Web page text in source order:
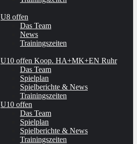
U8 offen
Das Team
News
Trainingszeiten
U10 offen Koop. HA+MK+EN Ruhr
Das Team
Spielplan
Spielberichte & News
Trainingszeiten
U10 offen
Das Team
Spielplan
Spielberichte & News
Trainingszeiten